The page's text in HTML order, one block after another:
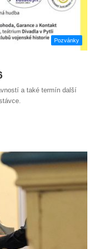
Pozvánky
a také termín další